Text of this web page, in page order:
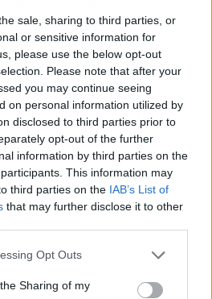
sale, sharing to third parties, or
or sensitive information for
please use the below opt-out
Please note that after your
you may continue seeing
on personal information utilized by
disclosed to third parties prior to
opt-out of the further
information by third parties on the
This information may
third parties on the IAB’s List of
that may further disclose it to other
Opt Outs
Sharing of my
ahora y qué
tiene para los
dado por el Supremo —
obliga a las
sobre si procede elevar
ante el Tribunal de
finalmente se plantea esa
de regularización podría
hasta que el tribunal
respeta la
Mientras tanto, miles